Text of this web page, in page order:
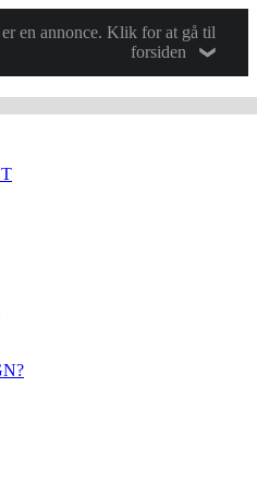
en annonce. Klik for at gå til
forsiden